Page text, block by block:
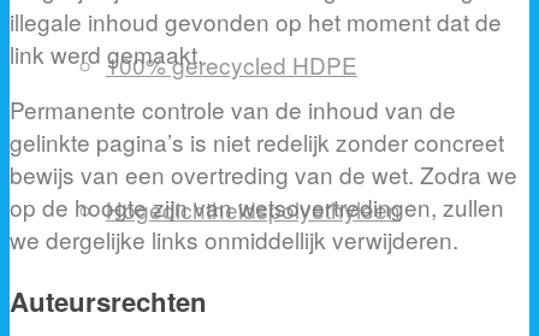
100% gerecycled HDPE
Hogedichtheidspolyethyleen
illegale inhoud gevonden op het moment dat de
link werd gemaakt.
Permanente controle van de inhoud van de
gelinkte pagina’s is niet redelijk zonder concreet
bewijs van een overtreding van de wet. Zodra we
op de hoogte zijn van wetsovertredingen, zullen
we dergelijke links onmiddellijk verwijderen.
Auteursrechten